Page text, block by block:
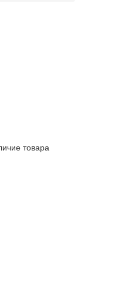
товара